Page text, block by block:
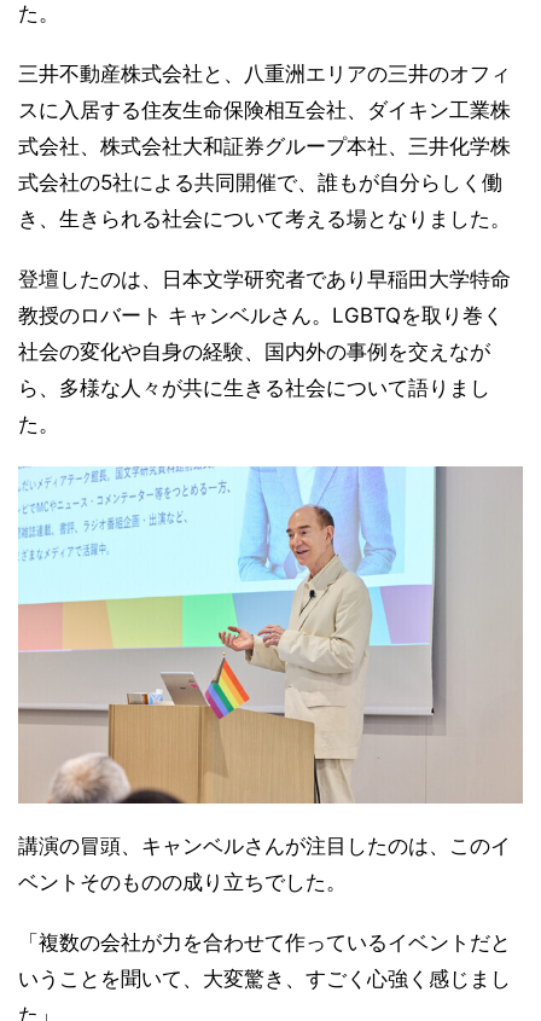
た。
三井不動産株式会社と、八重洲エリアの三井のオフィ
スに入居する住友生命保険相互会社、ダイキン工業株
式会社、株式会社大和証券グループ本社、三井化学株
式会社の5社による共同開催で、誰もが自分らしく働
き、生きられる社会について考える場となりました。
登壇したのは、日本文学研究者であり早稲田大学特命
教授のロバート キャンベルさん。LGBTQを取り巻く
社会の変化や自身の経験、国内外の事例を交えなが
ら、多様な人々が共に生きる社会について語りまし
た。
講演の冒頭、キャンベルさんが注目したのは、このイ
ベントそのものの成り立ちでした。
「複数の会社が力を合わせて作っているイベントだと
いうことを聞いて、大変驚き、すごく心強く感じまし
た」